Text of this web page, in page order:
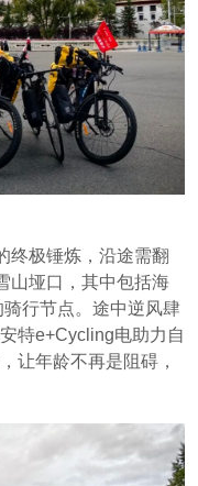
终极锤炼，沿途需翻
山垭口，其中包括海
行节点。途中逆风肆
特e+Cycling电助力自
让年龄不再是阻碍，